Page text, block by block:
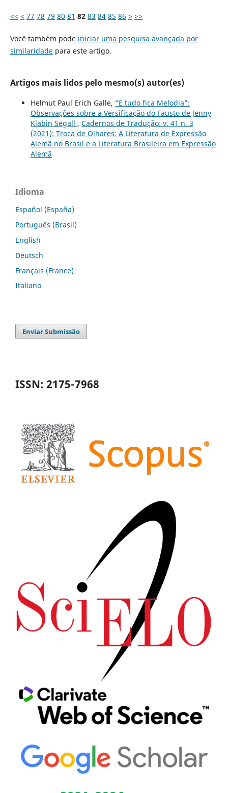
<< < 77 78 79 80 81 82 83 84 85 86 > >>
Você também pode iniciar uma pesquisa avançada por
similaridadepara este artigo.
Artigos mais lidos pelo mesmo(s) autor(es)
Helmut Paul Erich Galle, “E tudo fica Melodia”:
Observações sobre a Versificação do Fausto de Jenny
Klabin Segall , Cadernos de Tradução: v. 41 n. 3
(2021): Troca de Olhares: A Literatura de Expressão
Alemã no Brasil e a Literatura Brasileira em Expressão
Alemã
Idioma
Español (España)
Português (Brasil)
English
Deutsch
Français (France)
Italiano
Enviar Submissão
ISSN: 2175-7968